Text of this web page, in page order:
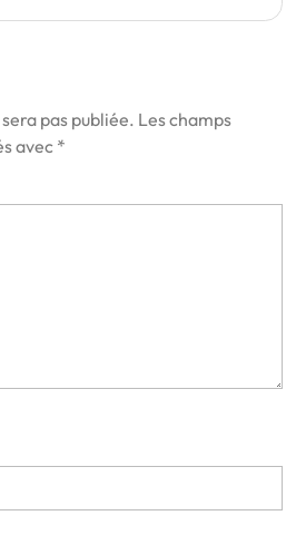
pas publiée. Les champs
avec *